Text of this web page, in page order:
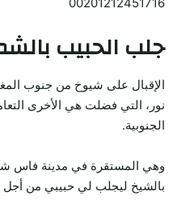
جلب الحبيب
الإقبال على شيوخ من جنوب
نور، التي فضلت هي الأخرى
الجنوبية.
وهي المستقرة في مدينة فاس
بالشيخ ليجلب لي حبيبي من أجل